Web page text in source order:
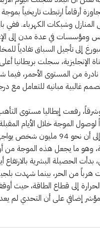
حر 2003 التي تعد من أكثر الكوارث المناخية فتكاً في تاريخ فرنسا
المنازل وشبكات الكهرباء.
ومؤسسات في عدة مدن إلى
إلى تأجيل السباق تفادياً
من المستوى الأحمر،
غالبية مبانيه للتعامل
الموجة خلال الأيام
هرباً من الحر، بينما شهدت
الحرارة إلى قطاع الطاقة،
مؤشر إضافي على أن التحدي لم